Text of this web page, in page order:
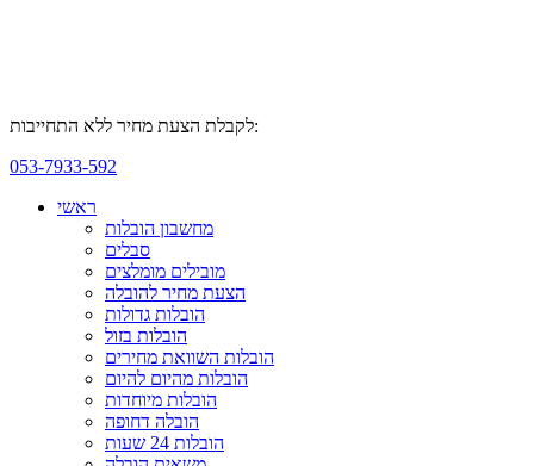
לקבלת הצעת מחיר ללא התחייבות:
053-7933-592
ראשי
מחשבון הובלות
סבלים
מובילים מומלצים
הצעת מחיר להובלה
הובלות גדולות
הובלות בזול
הובלות השוואת מחירים
הובלות מהיום להיום
הובלות מיוחדות
הובלה דחופה
הובלות 24 שעות